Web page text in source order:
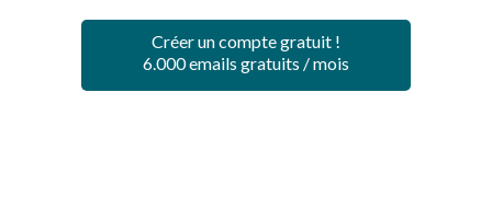
Créer un compte gratuit !
6.000 emails gratuits / mois